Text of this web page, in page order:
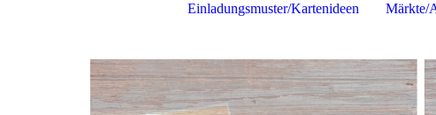
Einladungsmuster/Kartenideen Märkte/